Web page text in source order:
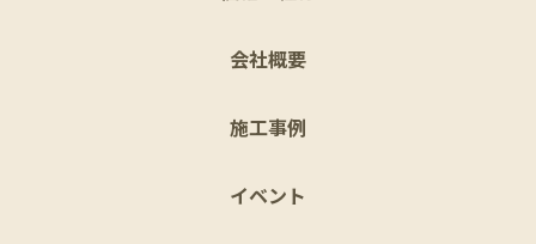
会社概要
施工事例
イベント